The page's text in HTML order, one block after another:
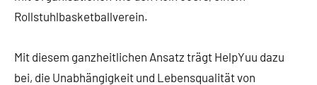
Rollstuhlbasketballverein.
Mit diesem ganzheitlichen Ansatz trägt HelpYuu dazu
bei, die Unabhängigkeit und Lebensqualität von